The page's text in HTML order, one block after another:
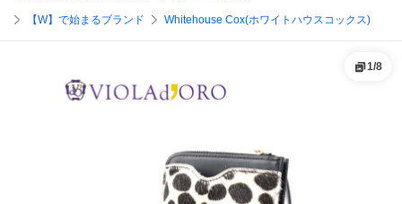
【W】で始まるブランド Whitehouse Cox(ホワイトハウスコックス)
1/8